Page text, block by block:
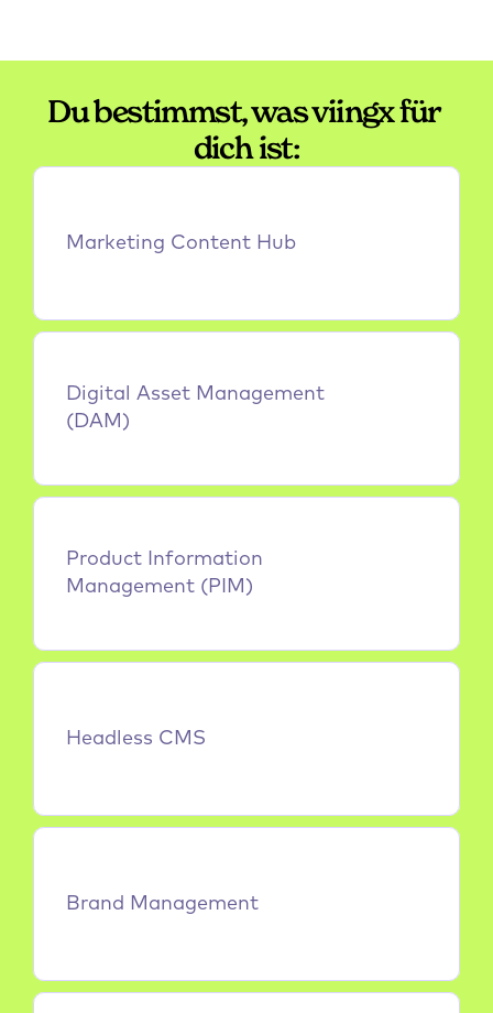
Du bestimmst, was viingx für
dich ist:
Marketing Content Hub
Digital Asset Management
(DAM)
Product Information
Management (PIM)
Headless CMS
Brand Management